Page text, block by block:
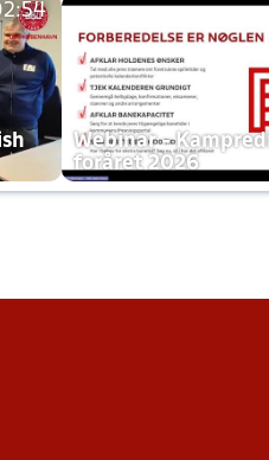
Webinar -
foråret 2026